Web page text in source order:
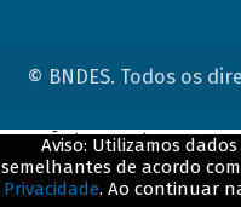
© BNDES. Todos os
Aviso: Utilizamos
semelhantes de acordo
Privacidade. Ao continuar
ConteÃºdo complementar
${title}${badge}